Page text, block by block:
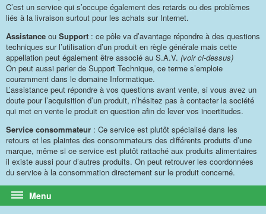
C’est un service qui s’occupe également des retards ou des problèmes
liés à la livraison surtout pour les achats sur Internet.
Assistance ou Support : ce pôle va d’avantage répondre à des questions
techniques sur l’utilisation d’un produit en règle générale mais cette
appellation peut également être associé au S.A.V. (voir ci-dessus)
On peut aussi parler de Support Technique, ce terme s’emploie
couramment dans le domaine Informatique.
L’assistance peut répondre à vos questions avant vente, si vous avez un
doute pour l’acquisition d’un produit, n’hésitez pas à contacter la société
qui met en vente le produit en question afin de lever vos incertitudes.
Service consommateur : Ce service est plutôt spécialisé dans les
retours et les plaintes des consommateurs des différents produits d’une
marque, même si ce service est plutôt rattaché aux produits alimentaires
il existe aussi pour d’autres produits. On peut retrouver les coordonnées
du service à la consommation directement sur le produit concerné.
Menu